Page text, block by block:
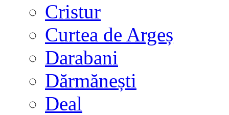
Cristur
Curtea de Argeș
Darabani
Dărmănești
Deal